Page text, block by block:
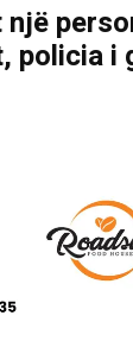
policia i